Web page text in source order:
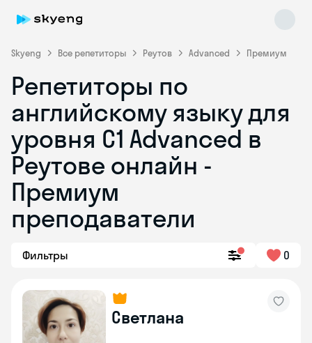
Skyeng Все репетиторы Реутов Advanced Премиум
Репетиторы по
английскому языку для
уровня C1 Advanced в
Реутове онлайн -
Премиум
преподаватели
Фильтры 0
Светлана
Skyeng Chat
online